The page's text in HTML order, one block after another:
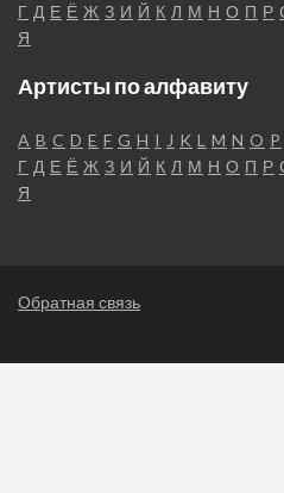
Г Д Е Ё Ж З И Й К Л М Н О П Р
Я
Артисты по алфавиту
A B C D E F G H I J K L M N O P
Г Д Е Ё Ж З И Й К Л М Н О П Р
Я
Обратная связь